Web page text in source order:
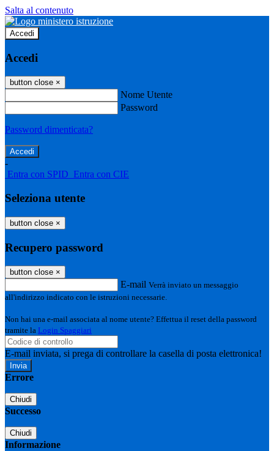
Salta al contenuto
Accedi
Accedi
button close ×
Nome Utente
Password
Password dimenticata?
-
Entra con SPID Entra con CIE
Seleziona utente
button close ×
Recupero password
button close ×
E-mail Verrà inviato un messaggio
all'indirizzo indicato con le istruzioni necessarie.
Non hai una e-mail associata al nome utente? Effettua il reset della password
tramite la Login Spaggiari
E-mail inviata, si prega di controllare la casella di posta elettronica!
Errore
Chiudi
Successo
Chiudi
Informazione